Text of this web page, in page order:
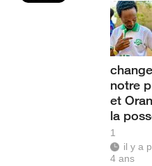
notre
et
la
1
il y a
4 ans